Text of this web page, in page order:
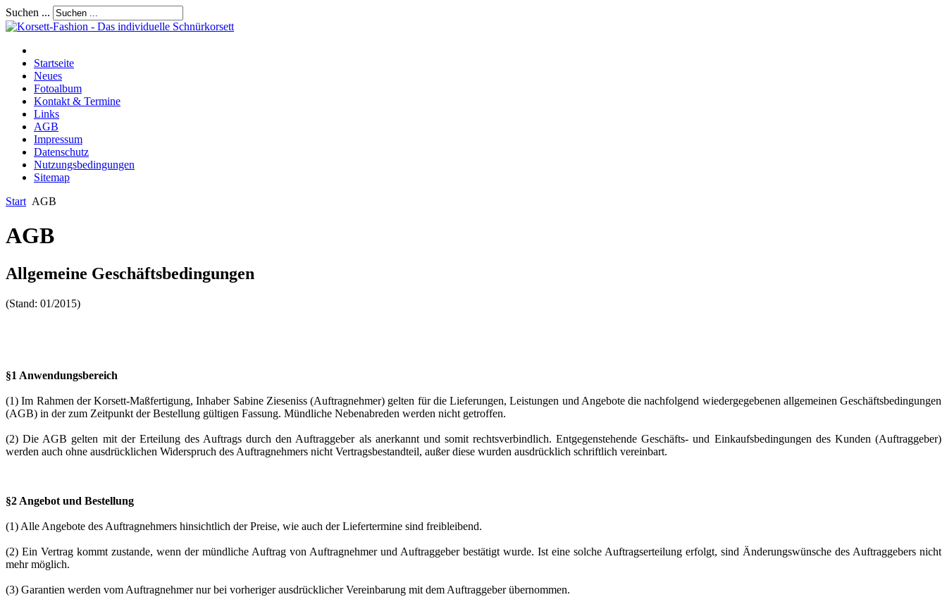
Suchen ...
Startseite
Neues
Fotoalbum
Kontakt & Termine
Links
AGB
Impressum
Datenschutz
Nutzungsbedingungen
Sitemap
Start AGB
AGB
Allgemeine Geschäftsbedingungen
(Stand: 01/2015)
§1 Anwendungsbereich
(1) Im Rahmen der Korsett-Maßfertigung, Inhaber Sabine Zieseniss (Auftragnehmer) gelten für die Lieferungen, Leistungen und Angebote die nachfolgend wiedergegebenen allgemeinen Geschäftsbedingungen
(AGB) in der zum Zeitpunkt der Bestellung gültigen Fassung. Mündliche Nebenabreden werden nicht getroffen.
(2) Die AGB gelten mit der Erteilung des Auftrags durch den Auftraggeber als anerkannt und somit rechtsverbindlich. Entgegenstehende Geschäfts- und Einkaufsbedingungen des Kunden (Auftraggeber)
werden auch ohne ausdrücklichen Widerspruch des Auftragnehmers nicht Vertragsbestandteil, außer diese wurden ausdrücklich schriftlich vereinbart.
§2 Angebot und Bestellung
(1) Alle Angebote des Auftragnehmers hinsichtlich der Preise, wie auch der Liefertermine sind freibleibend.
(2) Ein Vertrag kommt zustande, wenn der mündliche Auftrag von Auftragnehmer und Auftraggeber bestätigt wurde. Ist eine solche Auftragserteilung erfolgt, sind Änderungswünsche des Auftraggebers nicht
mehr möglich.
(3) Garantien werden vom Auftragnehmer nur bei vorheriger ausdrücklicher Vereinbarung mit dem Auftraggeber übernommen.